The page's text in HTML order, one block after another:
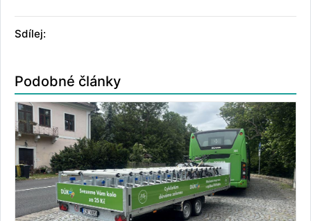
Sdílej:
Podobné články